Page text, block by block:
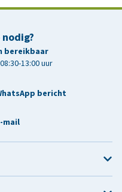
bereikbaar
13:00 uur
bericht
mail